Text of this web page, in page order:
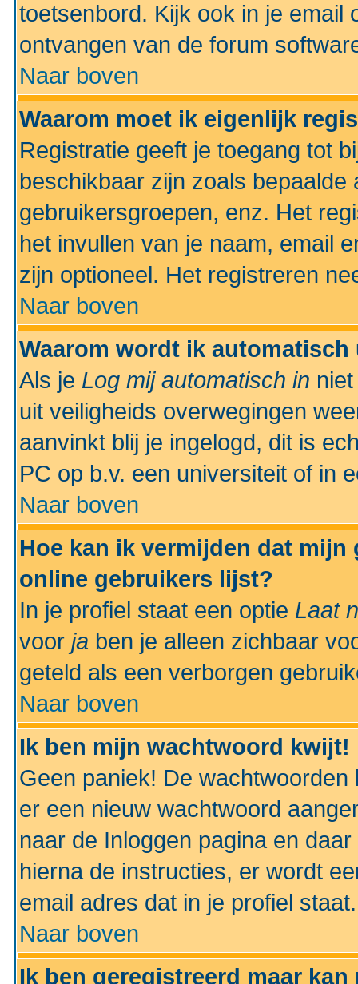
toetsenbord. Kijk ook in je email
ontvangen van de forum
Naar boven
Waarom moet ik eigenlijk
Registratie geeft je toegang tot
beschikbaar zijn zoals
gebruikersgroepen, enz. Het
het invullen van je naam, email
zijn optioneel. Het registreren
Naar boven
Waarom wordt ik
Als je Log mij automatisch in
uit veiligheids overwegingen
aanvinkt blij je ingelogd, dit is
PC op b.v. een universiteit of in
Naar boven
Hoe kan ik vermijden dat
online gebruikers lijst?
In je profiel staat een optie Laat
voor ja ben je alleen zichbaar
geteld als een verborgen
Naar boven
Ik ben mijn wachtwoord kwijt!
Geen paniek! De
er een nieuw wachtwoord
naar de Inloggen pagina en
hierna de instructies, er wordt
email adres dat in je profiel staat.
Naar boven
Ik ben geregistreerd maar